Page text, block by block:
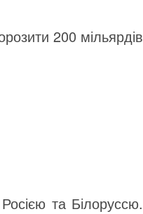
200 мільярдів
та Білоруссю.